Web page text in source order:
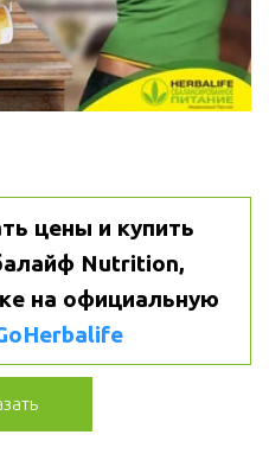
цены и купить
Nutrition,
на официальную